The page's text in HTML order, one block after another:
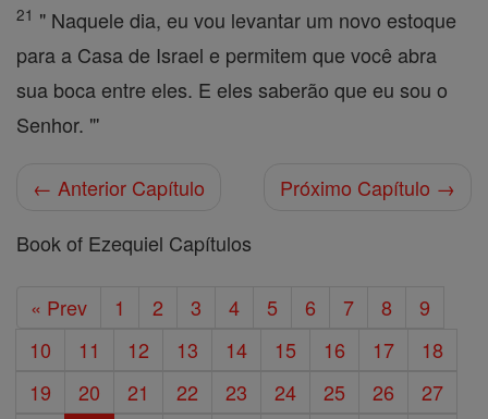
21 " Naquele dia, eu vou levantar um novo estoque
para a Casa de Israel e permitem que você abra
sua boca entre eles. E eles saberão que eu sou o
Senhor. "'
← Anterior Capítulo
Próximo Capítulo →
Book of Ezequiel Capítulos
« Prev 1 2 3 4 5 6 7 8
9
10
11 12 13 14 15 16 17
18
19
20 21 22 23 24 25 26
27